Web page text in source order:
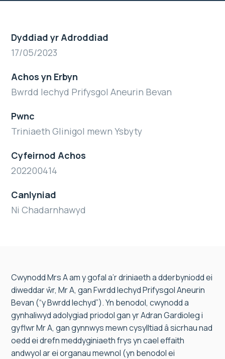
Dyddiad yr Adroddiad
17/05/2023
Achos yn Erbyn
Bwrdd Iechyd Prifysgol Aneurin Bevan
Pwnc
Triniaeth Glinigol mewn Ysbyty
Cyfeirnod Achos
202200414
Canlyniad
Ni Chadarnhawyd
Cwynodd Mrs A am y gofal a’r driniaeth a dderbyniodd ei
diweddar ŵr, Mr A, gan Fwrdd Iechyd Prifysgol Aneurin
Bevan (“y Bwrdd Iechyd”). Yn benodol, cwynodd a
gynhaliwyd adolygiad priodol gan yr Adran Gardioleg i
gyflwr Mr A, gan gynnwys mewn cysylltiad â sicrhau nad
oedd ei drefn meddyginiaeth frys yn cael effaith
andwyol ar ei organau mewnol (yn benodol ei